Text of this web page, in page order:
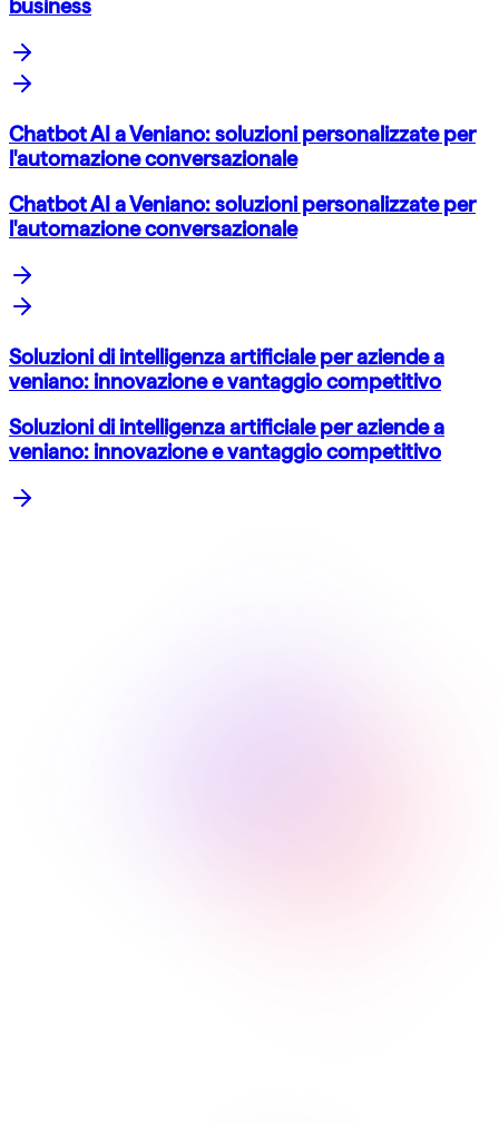
business
Chatbot AI a Veniano: soluzioni personalizzate per
l'automazione conversazionale
Chatbot AI a Veniano: soluzioni personalizzate per
l'automazione conversazionale
Soluzioni di intelligenza artificiale per aziende a
veniano: innovazione e vantaggio competitivo
Soluzioni di intelligenza artificiale per aziende a
veniano: innovazione e vantaggio competitivo